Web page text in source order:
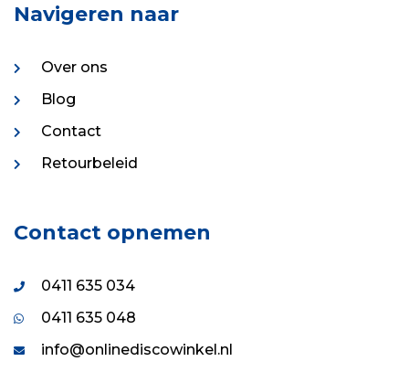
Navigeren naar
Over ons
Blog
Contact
Retourbeleid
Contact opnemen
0411 635 034
0411 635 048
info@onlinediscowinkel.nl